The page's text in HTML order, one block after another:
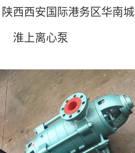
西西安国际港务区华南城
淮上离心泵